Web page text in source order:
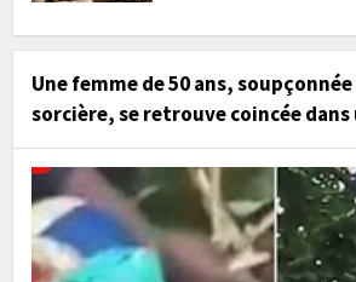
Une femme de 50 ans,
sorcière, se retrouve coincée